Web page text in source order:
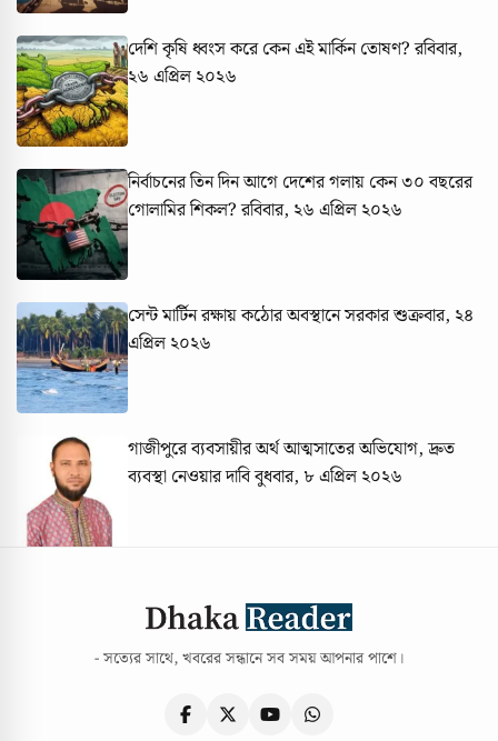
দেশি কৃষি ধ্বংস করে কেন এই মার্কিন তোষণ? রবিবার,
২৬ এপ্রিল ২০২৬
নির্বাচনের তিন দিন আগে দেশের গলায় কেন ৩০ বছরের
গোলামির শিকল? রবিবার, ২৬ এপ্রিল ২০২৬
সেন্ট মার্টিন রক্ষায় কঠোর অবস্থানে সরকারশুক্রবার, ২৪
এপ্রিল ২০২৬
গাজীপুরে ব্যবসায়ীর অর্থ আত্মসাতের অভিযোগ, দ্রুত
ব্যবস্থা নেওয়ার দাবিবুধবার, ৮ এপ্রিল ২০২৬
- সত্যের সাথে, খবরের সন্ধানে সব সময় আপনার পাশে।